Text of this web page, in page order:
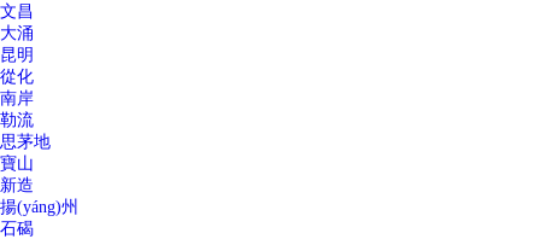
文昌
大涌
昆明
從化
南岸
勒流
思茅地
寶山
新造
揚(yáng)州
石碣